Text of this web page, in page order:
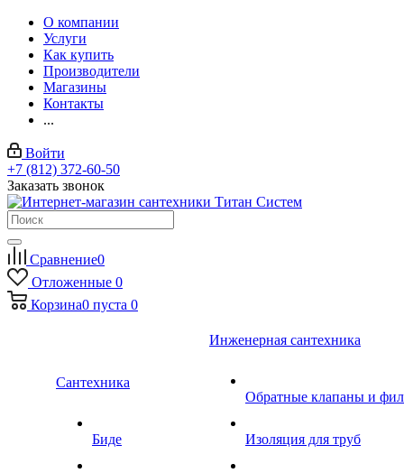
О компании
Услуги
Как купить
Производители
Магазины
Контакты
...
Войти
+7 (812) 372-60-50
Заказать звонок
Сравнение0
Отложенные 0
Корзина0 пуста 0
Сантехника
Биде
Инженерная сантехника
Обратные клапаны и
Изоляция для труб